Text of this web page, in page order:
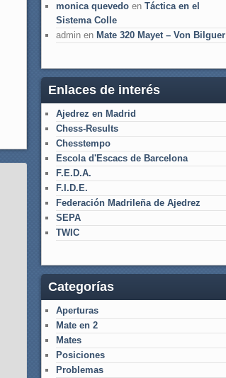
monica quevedo en Táctica en el
Sistema Colle
admin en Mate 320 Mayet – Von Bilguer
Enlaces de interés
Ajedrez en Madrid
Chess-Results
Chesstempo
Escola d'Escacs de Barcelona
F.E.D.A.
F.I.D.E.
Federación Madrileña de Ajedrez
SEPA
TWIC
Categorías
Aperturas
Mate en 2
Mates
Posiciones
Problemas